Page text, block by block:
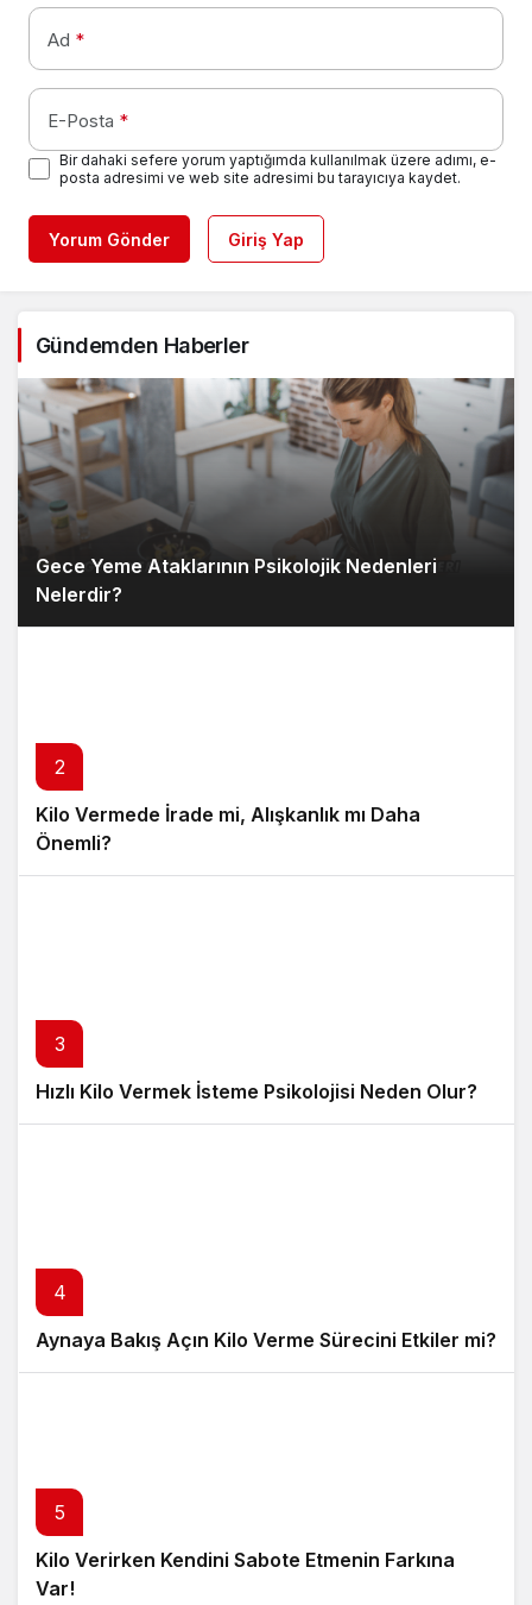
Ad *
E-Posta *
Bir dahaki sefere yorum yaptığımda kullanılmak üzere adımı, e-
posta adresimi ve web site adresimi bu tarayıcıya kaydet.
Yorum Gönder Giriş Yap
Gündemden Haberler
Gece Yeme Ataklarının Psikolojik Nedenleri
Nelerdir?
2
Kilo Vermede İrade mi, Alışkanlık mı Daha
Önemli?
3
Hızlı Kilo Vermek İsteme Psikolojisi Neden Olur?
4
Aynaya Bakış Açın Kilo Verme Sürecini Etkiler mi?
5
Kilo Verirken Kendini Sabote Etmenin Farkına
Var!